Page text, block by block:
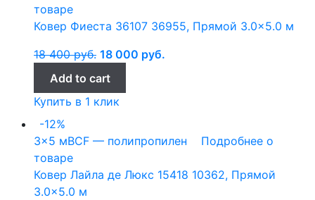
товаре
Ковер Фиеста 36107 36955, Прямой 3.0×5.0 м
18 400руб. 18 000 руб.
Add to cart
Купить в 1 клик
-12%
3x5 мBCF — полипропилен
Подробнее о
товаре
Ковер Лайла де Люкс 15418 10362, Прямой
3.0×5.0 м